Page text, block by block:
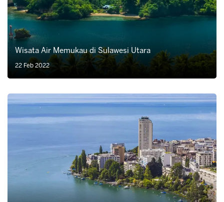
Wisata Air Memukau di Sulawesi Utara
22 Feb 2022